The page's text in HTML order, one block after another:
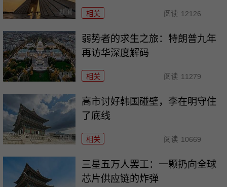
相关 阅读 12126
弱势者的求生之旅：特朗普九年
再访华深度解码
相关 阅读 11279
高市讨好韩国碰壁，李在明守住
了底线
相关 阅读 10669
三星五万人罢工：一颗扔向全球
芯片供应链的炸弹